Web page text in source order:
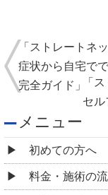
「ストレートネ
症状から自宅で
完全ガイド」
「
セル
メニュー
初めての方へ
料金・施術の